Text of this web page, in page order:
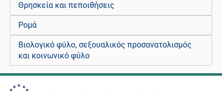
Θρησκεία και πεποιθήσεις
Ρομά
Βιολογικό φύλο, σεξουαλικός προσανατολισμός
και κοινωνικό φύλο